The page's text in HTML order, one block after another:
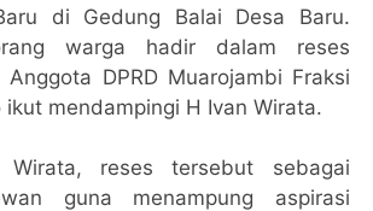
di Gedung Balai Desa Baru.
warga hadir dalam reses
DPRD Muarojambi Fraksi
ikut mendampingi H Ivan Wirata.
Wirata, reses tersebut sebagai
guna menampung aspirasi